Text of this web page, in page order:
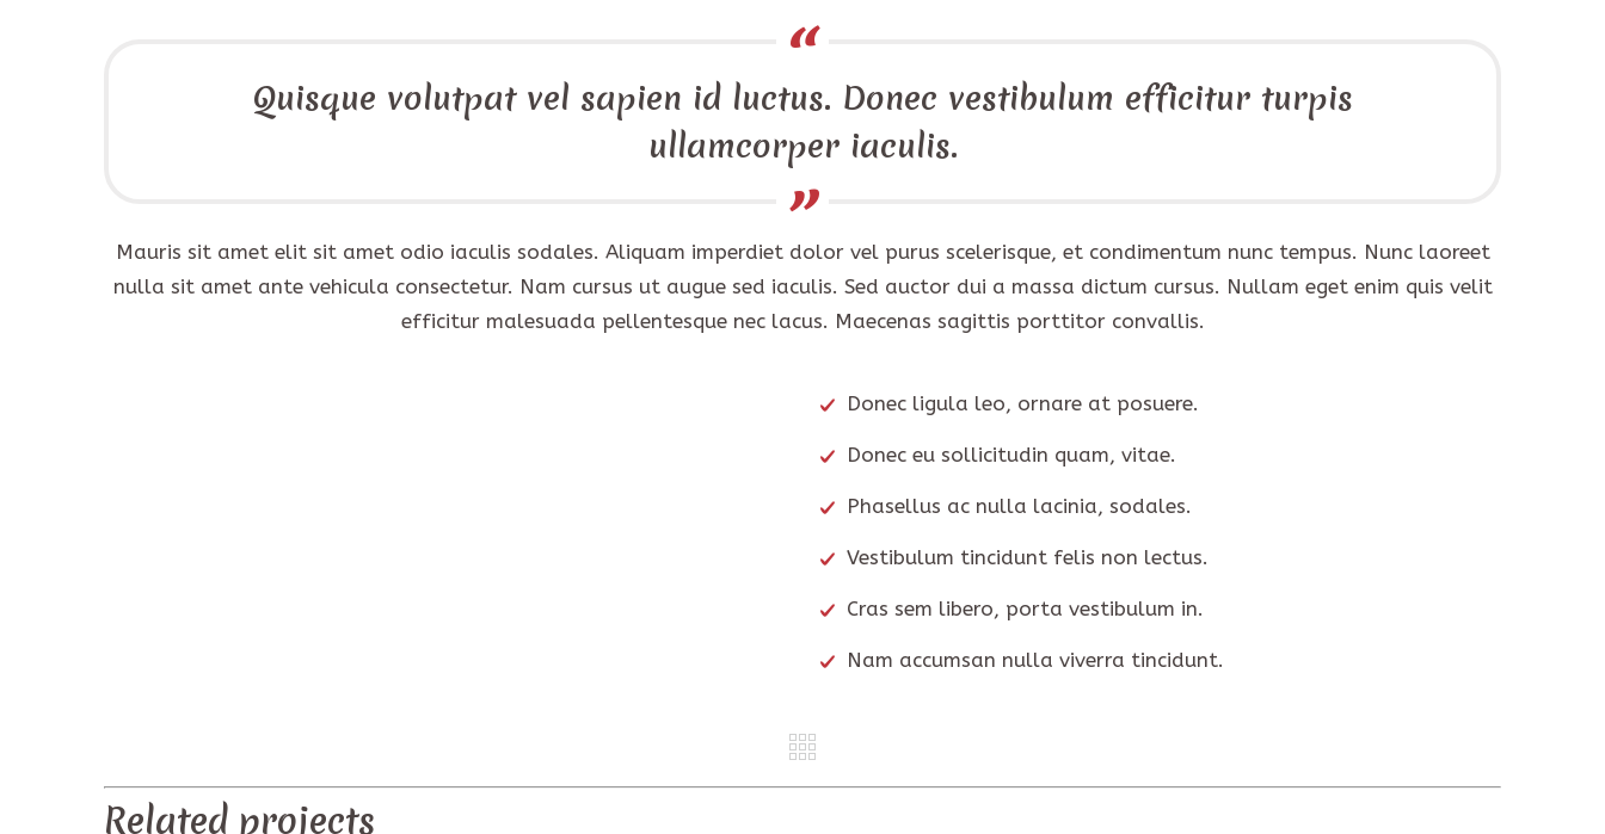
Quisque volutpat vel sapien id luctus. Donec vestibulum efficitur turpis
ullamcorper iaculis.
Mauris sit amet elit sit amet odio iaculis sodales. Aliquam imperdiet dolor vel purus scelerisque, et condimentum nunc tempus. Nunc laoreet
nulla sit amet ante vehicula consectetur. Nam cursus ut augue sed iaculis. Sed auctor dui a massa dictum cursus. Nullam eget enim quis velit
efficitur malesuada pellentesque nec lacus. Maecenas sagittis porttitor convallis.
Donec ligula leo, ornare at posuere.
Donec eu sollicitudin quam, vitae.
Phasellus ac nulla lacinia, sodales.
Vestibulum tincidunt felis non lectus.
Cras sem libero, porta vestibulum in.
Nam accumsan nulla viverra tincidunt.
Related projects